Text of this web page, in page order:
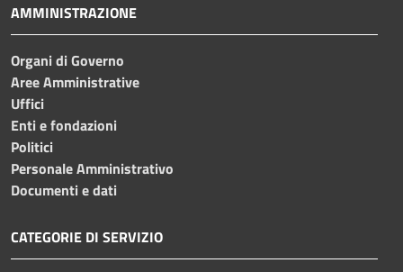
AMMINISTRAZIONE
Organi di Governo
Aree Amministrative
Uffici
Enti e fondazioni
Politici
Personale Amministrativo
Documenti e dati
CATEGORIE DI SERVIZIO